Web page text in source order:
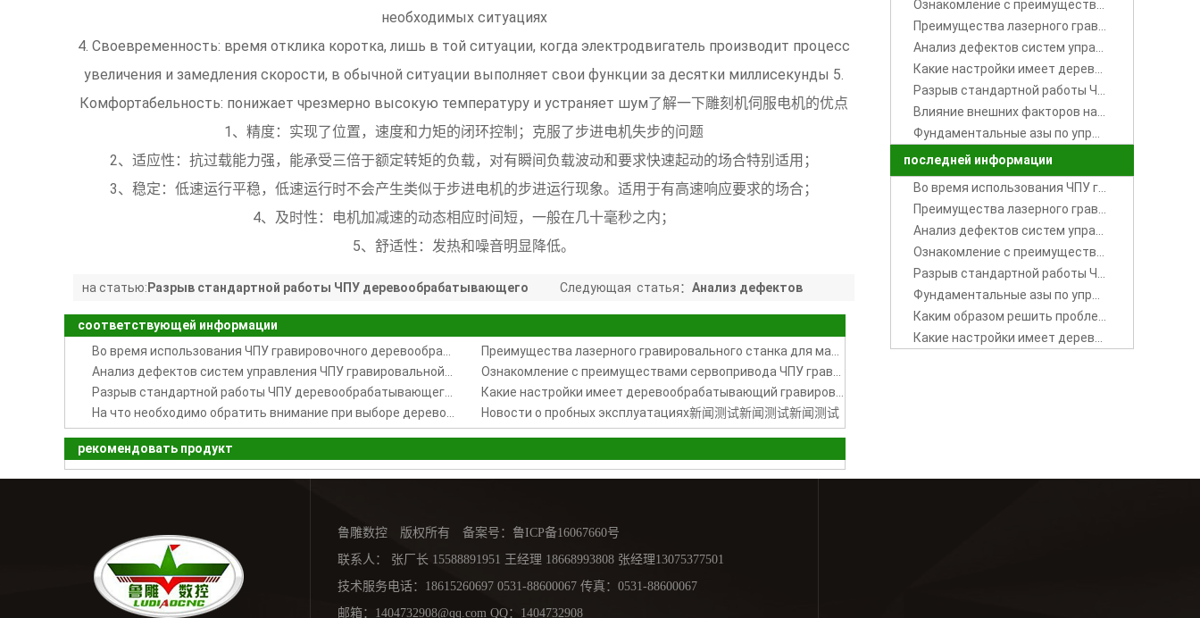
необходимых ситуациях
4. Своевременность: время отклика коротка, лишь в той ситуации, когда электродвигатель производит процесс
увеличения и замедления скорости, в обычной ситуации выполняет свои функции за десятки миллисекунды 5.
Комфортабельность: понижает чрезмерно высокую температуру и устраняет шум了解一下雕刻机伺服电机的优点
1、精度：实现了位置，速度和力矩的闭环控制；克服了步进电机失步的问题
2、适应性：抗过载能力强，能承受三倍于额定转矩的负载，对有瞬间负载波动和要求快速起动的场合特别适用；
3、稳定：低速运行平稳，低速运行时不会产生类似于步进电机的步进运行现象。适用于有高速响应要求的场合；
4、及时性：电机加减速的动态相应时间短，一般在几十毫秒之内；
5、舒适性：发热和噪音明显降低。
Следующая статья： Анализ дефектов
систем управления ЧПУ гравировальной
машины Вэй Хун
на статью: Разрыв стандартной работы ЧПУ деревообрабатывающего
гравировочного станка 木工雕刻机的断刀解析
соответствующей информации
Новости о пробных эксплуатациях新闻测试新闻测试新闻测试
рекомендовать продукт
последней информации
鲁雕数控 版权所有 备案号： 鲁ICP备16067660号
联系人： 张厂长 15588891951 王经理 18668993808 张经理13075377501
技术服务电话：18615260697 0531-88600067 传真：0531-88600067
邮箱： 1404732908@qq.com QQ：1404732908